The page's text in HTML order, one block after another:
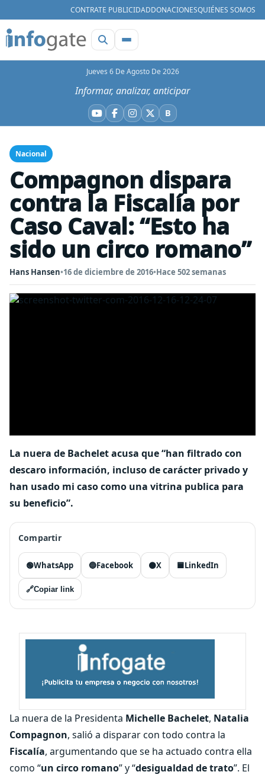
CONTRATE PUBLICIDADDONACIONESQUIÉNES SOMOS
Jueves 6 De Agosto De 2026
Informar, analizar, anticipar
YouTube
Facebook
Instagram
X BBluesky
Nacional
Compagnon dispara
contra la Fiscalía por
Caso Caval: “Esto ha
sido un circo romano”
Hans Hansen•16 de diciembre de 2016•Hace 502 semanas
La nuera de Bachelet acusa que “han filtrado con
descaro información, incluso de carácter privado y
han usado mi caso como una vitrina publica para
su beneficio”.
Compartir
🟢WhatsApp 🔵Facebook ⚫X 🟦LinkedIn
🔗Copiar link
La nuera de la Presidenta Michelle Bachelet, Natalia
Compagnon, salió a disparar con todo contra la
Fiscalía, argumentando que se ha actuado contra ella
como “un circo romano” y “desigualdad de trato”. El